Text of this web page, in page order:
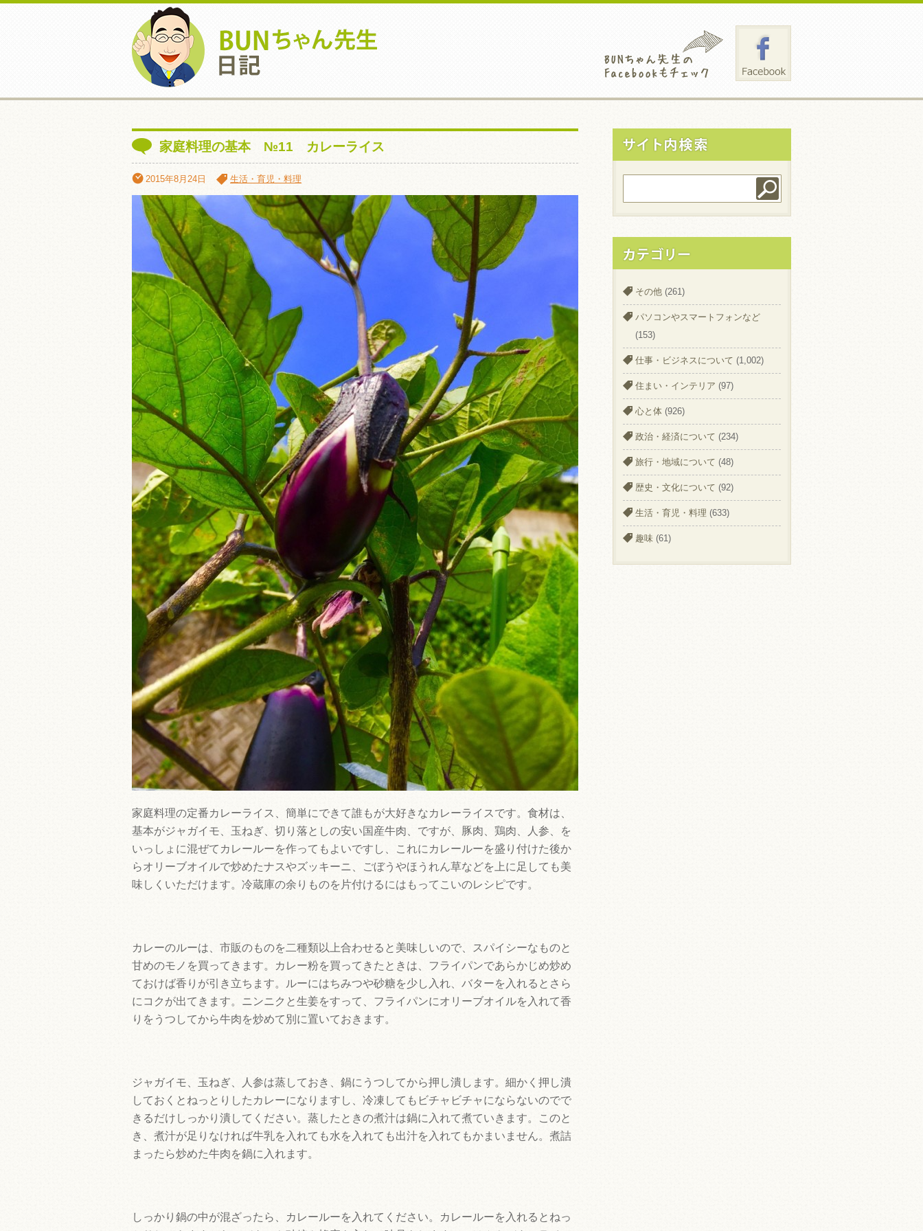
家庭料理の基本 №11 カレーライス
2015年8月24日 生活・育児・料理
家庭料理の定番カレーライス、簡単にできて誰もが大好きなカレーライスです。食材は、
基本がジャガイモ、玉ねぎ、切り落としの安い国産牛肉、ですが、豚肉、鶏肉、人参、を
いっしょに混ぜてカレールーを作ってもよいですし、これにカレールーを盛り付けた後か
らオリーブオイルで炒めたナスやズッキーニ、ごぼうやほうれん草などを上に足しても美
味しくいただけます。冷蔵庫の余りものを片付けるにはもってこいのレシピです。
カレーのルーは、市販のものを二種類以上合わせると美味しいので、スパイシーなものと
甘めのモノを買ってきます。カレー粉を買ってきたときは、フライパンであらかじめ炒め
ておけば香りが引き立ちます。ルーにはちみつや砂糖を少し入れ、バターを入れるとさら
にコクが出てきます。ニンニクと生姜をすって、フライパンにオリーブオイルを入れて香
りをうつしてから牛肉を炒めて別に置いておきます。
ジャガイモ、玉ねぎ、人参は蒸しておき、鍋にうつしてから押し潰します。細かく押し潰
しておくとねっとりしたカレーになりますし、冷凍してもビチャビチャにならないのでで
きるだけしっかり潰してください。蒸したときの煮汁は鍋に入れて煮ていきます。このと
き、煮汁が足りなければ牛乳を入れても水を入れても出汁を入れてもかまいません。煮詰
まったら炒めた牛肉を鍋に入れます。
しっかり鍋の中が混ざったら、カレールーを入れてください。カレールーを入れるとねっ
その他 (261)
パソコンやスマートフォンなど
(153)
仕事・ビジネスについて (1,002)
住まい・インテリア (97)
心と体 (926)
政治・経済について (234)
旅行・地域について (48)
歴史・文化について (92)
生活・育児・料理 (633)
趣味 (61)